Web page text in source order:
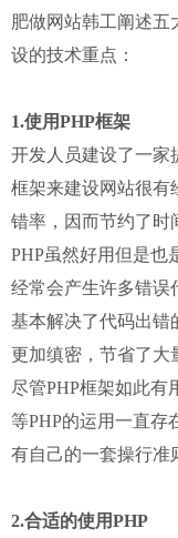
肥做网站韩工阐述五
设的技术重点：
1.使用PHP框架
开发人员建设了一家
框架来建设网站很有
错率，因而节约了时
PHP虽然好用但是也
经常会产生许多错误
基本解决了代码出错
更加缜密，节省了大
尽管PHP框架如此有
等PHP的运用一直存
有自己的一套操行准
2.合适的使用PHP